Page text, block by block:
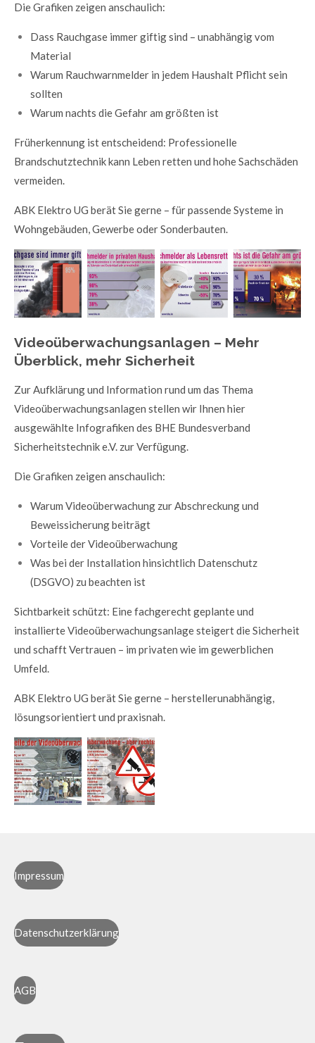
Die Grafiken zeigen anschaulich:
Dass Rauchgase immer giftig sind – unabhängig vom
Material
Warum Rauchwarnmelder in jedem Haushalt Pflicht sein
sollten
Warum nachts die Gefahr am größten ist
Früherkennung ist entscheidend: Professionelle
Brandschutztechnik kann Leben retten und hohe Sachschäden
vermeiden.
ABK Elektro UG berät Sie gerne – für passende Systeme in
Wohngebäuden, Gewerbe oder Sonderbauten.
Videoüberwachungsanlagen – Mehr
Überblick, mehr Sicherheit
Zur Aufklärung und Information rund um das Thema
Videoüberwachungsanlagen stellen wir Ihnen hier
ausgewählte Infografiken des BHE Bundesverband
Sicherheitstechnik e.V. zur Verfügung.
Die Grafiken zeigen anschaulich:
Warum Videoüberwachung zur Abschreckung und
Beweissicherung beiträgt
Vorteile der Videoüberwachung
Was bei der Installation hinsichtlich Datenschutz
(DSGVO) zu beachten ist
Sichtbarkeit schützt: Eine fachgerecht geplante und
installierte Videoüberwachungsanlage steigert die Sicherheit
und schafft Vertrauen – im privaten wie im gewerblichen
Umfeld.
ABK Elektro UG berät Sie gerne – herstellerunabhängig,
lösungsorientiert und praxisnah.
Impressum
Datenschutzerklärung
AGB